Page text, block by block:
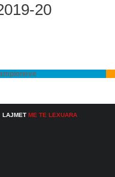
20
LAJMET ME TE LEXUARA